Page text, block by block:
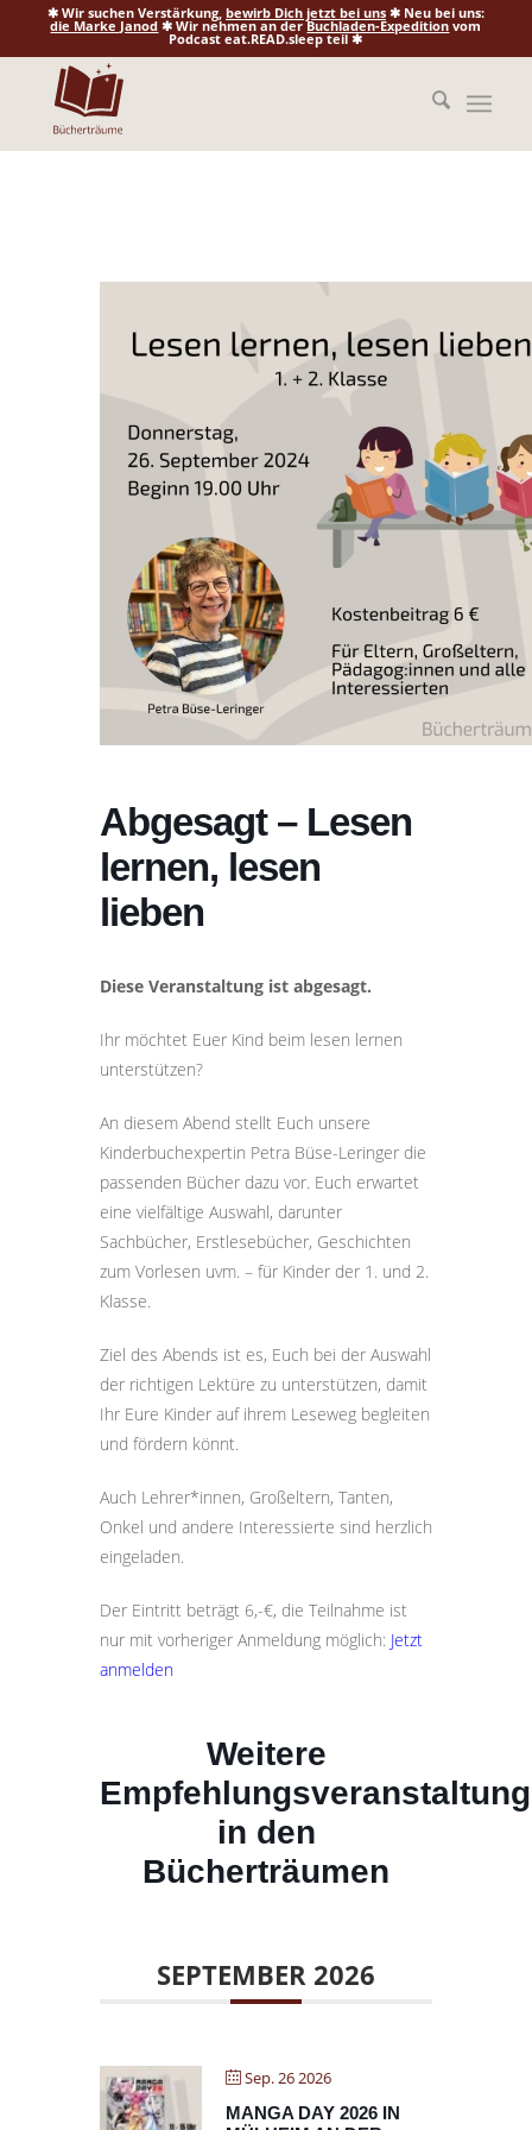
✱ Wir suchen Verstärkung, bewirb Dich jetzt bei uns✱ Neu bei uns:
die Marke Janod ✱ Wir nehmen an derBuchladen-Expedition vom
Podcast eat.READ.sleep teil ✱
Abgesagt – Lesen
lernen, lesen
lieben
Diese Veranstaltung ist abgesagt.
Ihr möchtet Euer Kind beim lesen lernen
unterstützen?
An diesem Abend stellt Euch unsere
Kinderbuchexpertin Petra Büse-Leringer die
passenden Bücher dazu vor. Euch erwartet
eine vielfältige Auswahl, darunter
Sachbücher, Erstlesebücher, Geschichten
zum Vorlesen uvm. – für Kinder der 1. und 2.
Klasse.
Ziel des Abends ist es, Euch bei der Auswahl
der richtigen Lektüre zu unterstützen, damit
Ihr Eure Kinder auf ihrem Leseweg begleiten
und fördern könnt.
Auch Lehrer*innen, Großeltern, Tanten,
Onkel und andere Interessierte sind herzlich
eingeladen.
Der Eintritt beträgt 6,-€, die Teilnahme ist
nur mit vorheriger Anmeldung möglich: Jetzt
anmelden
Weitere
in den
Bücherträumen
SEPTEMBER 2026
Sep. 26 2026
MANGA DAY 2026 IN